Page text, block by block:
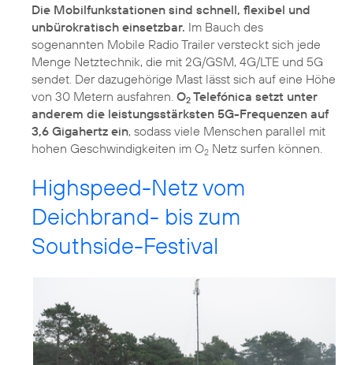
Die Mobilfunkstationen sind schnell, flexibel und
unbürokratisch einsetzbar. Im Bauch des
sogenannten Mobile Radio Trailer versteckt sich jede
Menge Netztechnik, die mit 2G/GSM, 4G/LTE und 5G
sendet. Der dazugehörige Mast lässt sich auf eine Höhe
von 30 Metern ausfahren. O2 Telefónica setzt unter
anderem die leistungsstärksten 5G-Frequenzen auf
3,6 Gigahertz ein, sodass viele Menschen parallel mit
hohen Geschwindigkeiten im O2 Netz surfen können.
Highspeed-Netz vom
Deichbrand- bis zum
Southside-Festival